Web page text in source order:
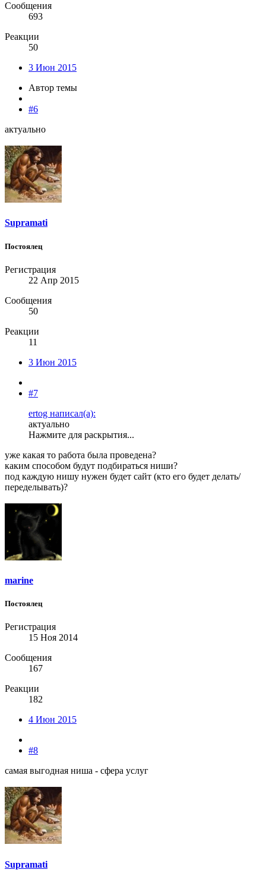
Сообщения
693
Реакции
50
3 Июн 2015
Автор темы
#6
актуально
Supramati
Постоялец
Регистрация
22 Апр 2015
Сообщения
50
Реакции
11
3 Июн 2015
#7
ertog написал(а):
актуально
Нажмите для раскрытия...
уже какая то работа была проведена?
каким способом будут подбираться ниши?
под каждую нишу нужен будет сайт (кто его будет делать/
переделывать)?
marine
Постоялец
Регистрация
15 Ноя 2014
Сообщения
167
Реакции
182
4 Июн 2015
#8
самая выгодная ниша - сфера услуг
Supramati